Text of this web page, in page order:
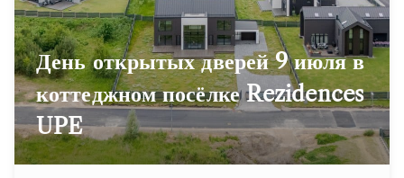
День открытых дверей 9 июля в
коттеджном посёлке Rezidences
UPE